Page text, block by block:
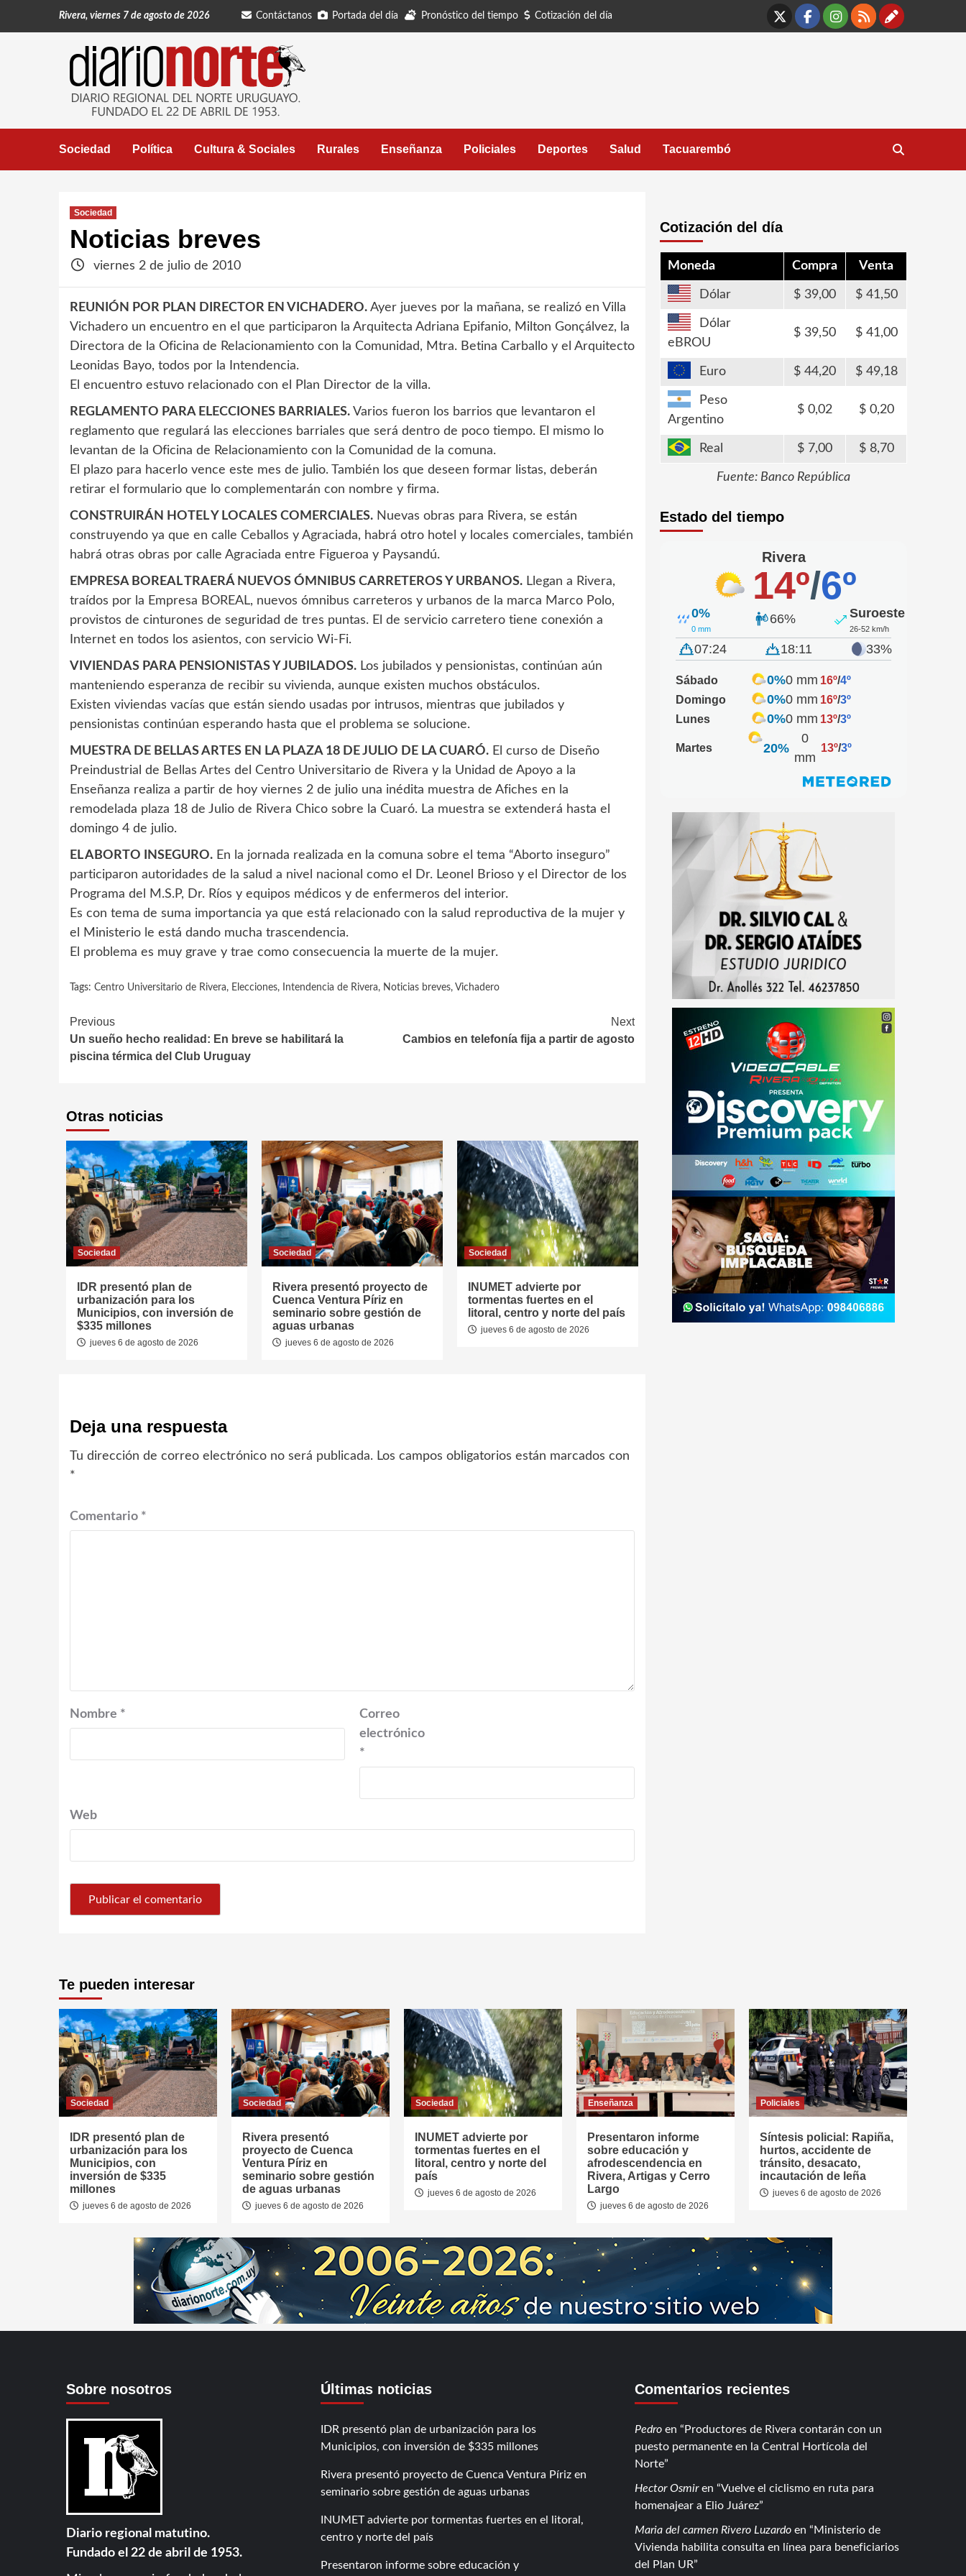
Rivera, viernes 7 de agosto de 2026 Contáctanos Portada del día Pronóstico del tiempo Cotización del día
X Facebook
Instagram
RSS
Sociedad Política Cultura & Sociales Rurales Enseñanza Policiales Deportes Salud Tacuarembó
Sociedad
Noticias breves
viernes 2 de julio de 2010
REUNIÓN POR PLAN DIRECTOR EN VICHADERO. Ayer jueves por la mañana, se realizó en Villa
Vichadero un encuentro en el que participaron la Arquitecta Adriana Epifanio, Milton Gonçálvez, la
Directora de la Oficina de Relacionamiento con la Comunidad, Mtra. Betina Carballo y el Arquitecto
Leonidas Bayo, todos por la Intendencia.
El encuentro estuvo relacionado con el Plan Director de la villa.
REGLAMENTO PARA ELECCIONES BARRIALES. Varios fueron los barrios que levantaron el
reglamento que regulará las elecciones barriales que será dentro de poco tiempo. El mismo lo
levantan de la Oficina de Relacionamiento con la Comunidad de la comuna.
El plazo para hacerlo vence este mes de julio. También los que deseen formar listas, deberán
retirar el formulario que lo complementarán con nombre y firma.
CONSTRUIRÁN HOTEL Y LOCALES COMERCIALES. Nuevas obras para Rivera, se están
construyendo ya que en calle Ceballos y Agraciada, habrá otro hotel y locales comerciales, también
habrá otras obras por calle Agraciada entre Figueroa y Paysandú.
EMPRESA BOREAL TRAERÁ NUEVOS ÓMNIBUS CARRETEROS Y URBANOS. Llegan a Rivera,
traídos por la Empresa BOREAL, nuevos ómnibus carreteros y urbanos de la marca Marco Polo,
provistos de cinturones de seguridad de tres puntas. El de servicio carretero tiene conexión a
Internet en todos los asientos, con servicio Wi-Fi.
VIVIENDAS PARA PENSIONISTAS Y JUBILADOS. Los jubilados y pensionistas, continúan aún
manteniendo esperanza de recibir su vivienda, aunque existen muchos obstáculos.
Existen viviendas vacías que están siendo usadas por intrusos, mientras que jubilados y
pensionistas continúan esperando hasta que el problema se solucione.
MUESTRA DE BELLAS ARTES EN LA PLAZA 18 DE JULIO DE LA CUARÓ. El curso de Diseño
Preindustrial de Bellas Artes del Centro Universitario de Rivera y la Unidad de Apoyo a la
Enseñanza realiza a partir de hoy viernes 2 de julio una inédita muestra de Afiches en la
remodelada plaza 18 de Julio de Rivera Chico sobre la Cuaró. La muestra se extenderá hasta el
domingo 4 de julio.
EL ABORTO INSEGURO. En la jornada realizada en la comuna sobre el tema “Aborto inseguro”
participaron autoridades de la salud a nivel nacional como el Dr. Leonel Brioso y el Director de los
Programa del M.S.P, Dr. Ríos y equipos médicos y de enfermeros del interior.
Es con tema de suma importancia ya que está relacionado con la salud reproductiva de la mujer y
el Ministerio le está dando mucha trascendencia.
El problema es muy grave y trae como consecuencia la muerte de la mujer.
Tags: Centro Universitario de Rivera, Elecciones, Intendencia de Rivera, Noticias breves, Vichadero
Continue
Reading
Previous
Un sueño hecho realidad: En breve se habilitará la
piscina térmica del Club Uruguay
Next
Cambios en telefonía fija a partir de agosto
Otras noticias
Sociedad
IDR presentó plan de
urbanización para los
Municipios, con inversión de
$335 millones
jueves 6 de agosto de 2026
Sociedad
Rivera presentó proyecto de
Cuenca Ventura Píriz en
seminario sobre gestión de
aguas urbanas
jueves 6 de agosto de 2026
Sociedad
INUMET advierte por
tormentas fuertes en el
litoral, centro y norte del país
jueves 6 de agosto de 2026
Deja una respuesta
Tu dirección de correo electrónico no será publicada. Los campos obligatorios están marcados con
*
Comentario *
Nombre *
Correo
electrónico
*
Web
Cotización del día
Moneda Compra Venta
Dólar 39,00 41,50
Dólar
eBROU
39,50 41,00
Euro 44,20 49,18
Peso
Argentino
0,02 0,20
Real 7,00 8,70
Fuente: Banco República
Estado del tiempo
Rivera
14º/6º
0%
0 mm
66% Suroeste
26-52 km/h
07:24 18:11 33%
Sábado 0%0 mm 16º/4º
Domingo
0%0 mm 16º/3º
Lunes
0%0 mm 13º/3º
Martes 20%
0
mm
13º/3º
Te pueden interesar
Sociedad
IDR presentó plan de
urbanización para los
Municipios, con
inversión de $335
millones
jueves 6 de agosto de 2026
Sociedad
Rivera presentó
proyecto de Cuenca
Ventura Píriz en
seminario sobre gestión
de aguas urbanas
jueves 6 de agosto de 2026
Sociedad
INUMET advierte por
tormentas fuertes en el
litoral, centro y norte del
país
jueves 6 de agosto de 2026
Enseñanza
Presentaron informe
sobre educación y
afrodescendencia en
Rivera, Artigas y Cerro
Largo
jueves 6 de agosto de 2026
Policiales
Síntesis policial: Rapiña,
hurtos, accidente de
tránsito, desacato,
incautación de leña
jueves 6 de agosto de 2026
Sobre nosotros
Diario regional matutino.
Fundado el 22 de abril de 1953.
Últimas noticias
IDR presentó plan de urbanización para los
Municipios, con inversión de $335 millones
Rivera presentó proyecto de Cuenca Ventura Píriz en
seminario sobre gestión de aguas urbanas
INUMET advierte por tormentas fuertes en el litoral,
centro y norte del país
Presentaron informe sobre educación y
Comentarios recientes
Pedroen
Productores de Rivera contarán con un
puesto permanente en la Central Hortícola del
Norte
Hector Osmiren
Vuelve el ciclismo en ruta para
homenajear a Elio Juárez
Maria del carmen Rivero Luzardoen
Ministerio de
Vivienda habilita consulta en línea para beneficiarios
del Plan UR